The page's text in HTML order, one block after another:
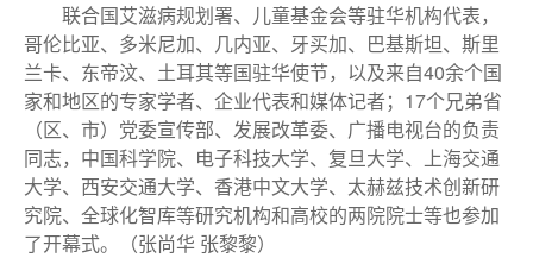
联合国艾滋病规划署、儿童基金会等驻华机构代表，
哥伦比亚、多米尼加、几内亚、牙买加、巴基斯坦、斯里
兰卡、东帝汶、土耳其等国驻华使节，以及来自40余个国
家和地区的专家学者、企业代表和媒体记者；17个兄弟省
（区、市）党委宣传部、发展改革委、广播电视台的负责
同志，中国科学院、电子科技大学、复旦大学、上海交通
大学、西安交通大学、香港中文大学、太赫兹技术创新研
究院、全球化智库等研究机构和高校的两院院士等也参加
了开幕式。（张尚华 张黎黎）